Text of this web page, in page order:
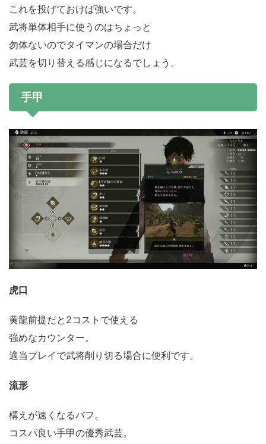
これを投げておけば強いです。
武将単体相手に使うのはちょっと
勿体ないのでタイマンの場合だけ
武芸を切り替える感じになるでしょう。
手甲
虎口
黄龍前提だと2コストで使える
強めなカウンター。
適当プレイで武将削り切る場合に便利です。
流形
構えが速くなるバフ。
コスパ良い手甲の優秀武芸。